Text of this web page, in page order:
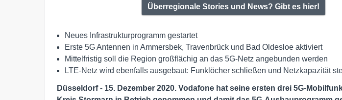
Überregionale Stories und News? Gibt es hier!
Neues Infrastrukturprogramm gestartet
Erste 5G Antennen in Ammersbek, Travenbrück und Bad Oldesloe aktiviert
Mittelfristig soll die Region großflächig an das 5G-Netz angebunden werden
LTE-Netz wird ebenfalls ausgebaut: Funklöcher schließen und Netzkapazität
Düsseldorf - 15. Dezember 2020. Vodafone hat seine ersten drei 5G-